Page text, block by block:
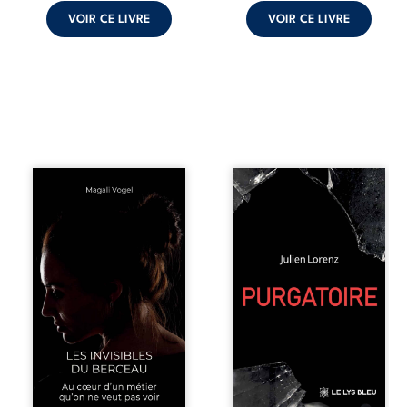
VOIR CE LIVRE VOIR CE LIVRE
Qui prend soin de
celles et ceux
confions nos
enfants ? Derrière
la douceur
apparente des
maisons d’accueil
se joue une réalité
que nul ne
soupçonne :
rémunérations
dérisoires,
solitude,
épuisement,
Vingt années
d’écriture, de
blessures,
d’émotions et de
pensées se
rencontrent dans
profondément
intime. Entre
poèmes bruts,
pamphlets et
réflexions
philosophiques,